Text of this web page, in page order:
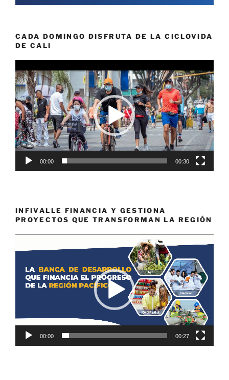
CADA DOMINGO DISFRUTA DE LA CICLOVIDA
DE CALI
de
vídeo
00:00 00:30
INFIVALLE FINANCIA Y GESTIONA
PROYECTOS QUE TRANSFORMAN LA REGIÓN
de
00:00 00:27